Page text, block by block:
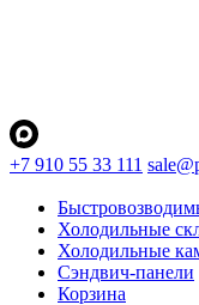
+7 910 55 33 111
Холодильные
Холодильные
Сэндвич-панели
Корзина